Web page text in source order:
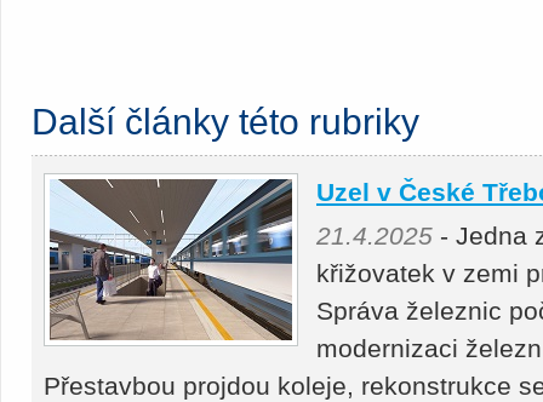
Další články této rubriky
Uzel v České
21.4.2025 - Jedna
křižovatek v zemi
Správa železnic
modernizaci
Přestavbou projdou koleje, rekonstrukce